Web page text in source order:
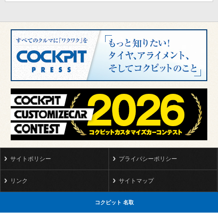
サイトポリシー プライバシーポリシー
リンク サイトマップ
コクピット 名取